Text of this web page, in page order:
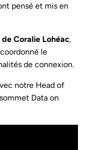
pensé et mis en
de Coralie Lohéac,
le
de connexion.
notre Head of
Data on